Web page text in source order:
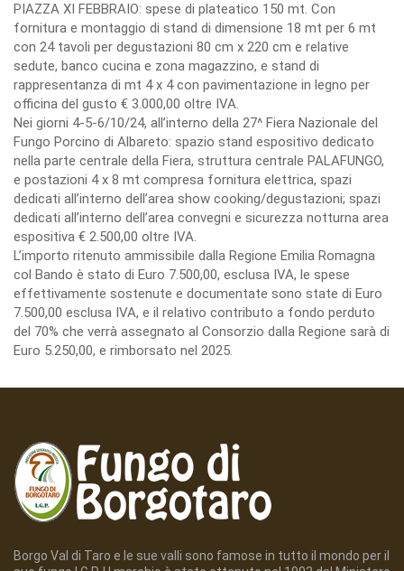
PIAZZA XI FEBBRAIO: spese di plateatico 150 mt. Con
fornitura e montaggio di stand di dimensione 18 mt per 6 mt
con 24 tavoli per degustazioni 80 cm x 220 cm e relative
sedute, banco cucina e zona magazzino, e stand di
rappresentanza di mt 4 x 4 con pavimentazione in legno per
officina del gusto € 3.000,00 oltre IVA.
Nei giorni 4-5-6/10/24, all’interno della 27^ Fiera Nazionale del
Fungo Porcino di Albareto: spazio stand espositivo dedicato
nella parte centrale della Fiera, struttura centrale PALAFUNGO,
e postazioni 4 x 8 mt compresa fornitura elettrica, spazi
dedicati all’interno dell’area show cooking/degustazioni; spazi
dedicati all’interno dell’area convegni e sicurezza notturna area
espositiva € 2.500,00 oltre IVA.
L’importo ritenuto ammissibile dalla Regione Emilia Romagna
col Bando è stato di Euro 7.500,00, esclusa IVA, le spese
effettivamente sostenute e documentate sono state di Euro
7.500,00 esclusa IVA, e il relativo contributo a fondo perduto
del 70% che verrà assegnato al Consorzio dalla Regione sarà di
Euro 5.250,00, e rimborsato nel 2025.
Borgo Val di Taro e le sue valli sono famose in tutto il mondo per il